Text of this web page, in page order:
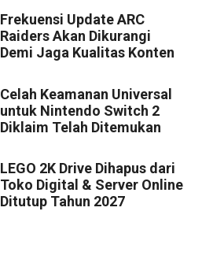
Frekuensi Update ARC
Raiders Akan Dikurangi
Demi Jaga Kualitas Konten
Celah Keamanan Universal
untuk Nintendo Switch 2
Diklaim Telah Ditemukan
LEGO 2K Drive Dihapus dari
Toko Digital & Server Online
Ditutup Tahun 2027